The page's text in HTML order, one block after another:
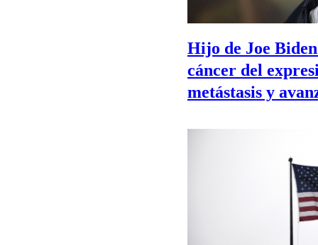
Hijo de Joe
cáncer del
metástasis y